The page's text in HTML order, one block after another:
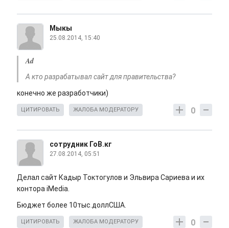
Мыкы
25.08.2014, 15:40
Ad
А кто разрабатывал сайт для правительства?
конечно же разработчики)
0
ЦИТИРОВАТЬ ЖАЛОБА МОДЕРАТОРУ
сотрудник ГоВ.кг
27.08.2014, 05:51
Делал сайт Кадыр Токтогулов и Эльвира Сариева и их
контора iMedia.
Бюджет более 10тыс.доллСША.
0
ЦИТИРОВАТЬ ЖАЛОБА МОДЕРАТОРУ